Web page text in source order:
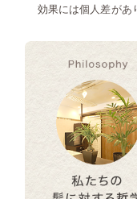
効果には個人差があ